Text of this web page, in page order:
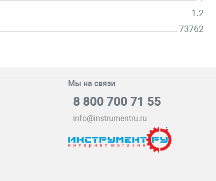
1.2
73762
Мы на связи
8 800 700 71 55
info@instrumentru.ru